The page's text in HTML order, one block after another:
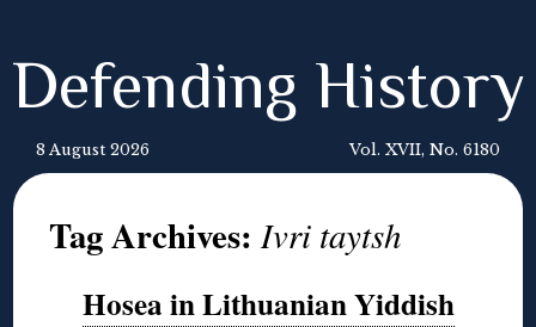
Defending History
8 August 2026 Vol. XVII, No. 6180
Tag Archives:Ivri taytsh
Hosea in Lithuanian Yiddish